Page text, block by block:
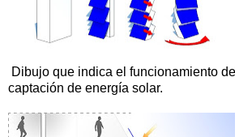
Dibujo que indica el funcionamiento
captación de energía solar.